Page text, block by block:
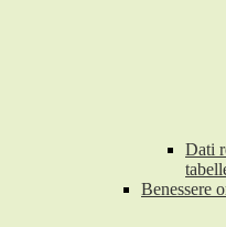
Dati
Benessere